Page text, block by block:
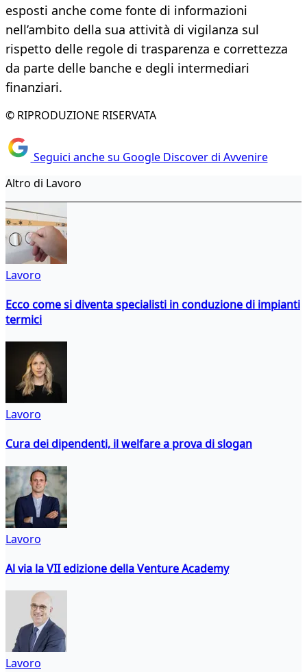
esposti anche come fonte di informazioni
nell’ambito della sua attività di vigilanza sul
rispetto delle regole di trasparenza e correttezza
da parte delle banche e degli intermediari
finanziari.
© RIPRODUZIONE RISERVATA
Seguici anche su Google Discover di Avvenire
Altro di Lavoro
Lavoro
Ecco come si diventa specialisti in conduzione di impianti
termici
Lavoro
Cura dei dipendenti, il welfare a prova di slogan
Lavoro
Al via la VII edizione della Venture Academy
Lavoro